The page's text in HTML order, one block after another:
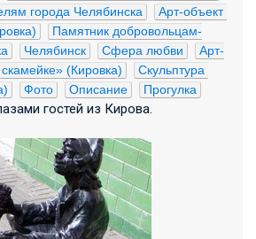
города Челябинска
Арт-объект
Памятник добровольцам-
Челябинск Сфера любви
Арт-
(Кировка)
Скульптура
Фото Описание Прогулка
гостей из Кирова.